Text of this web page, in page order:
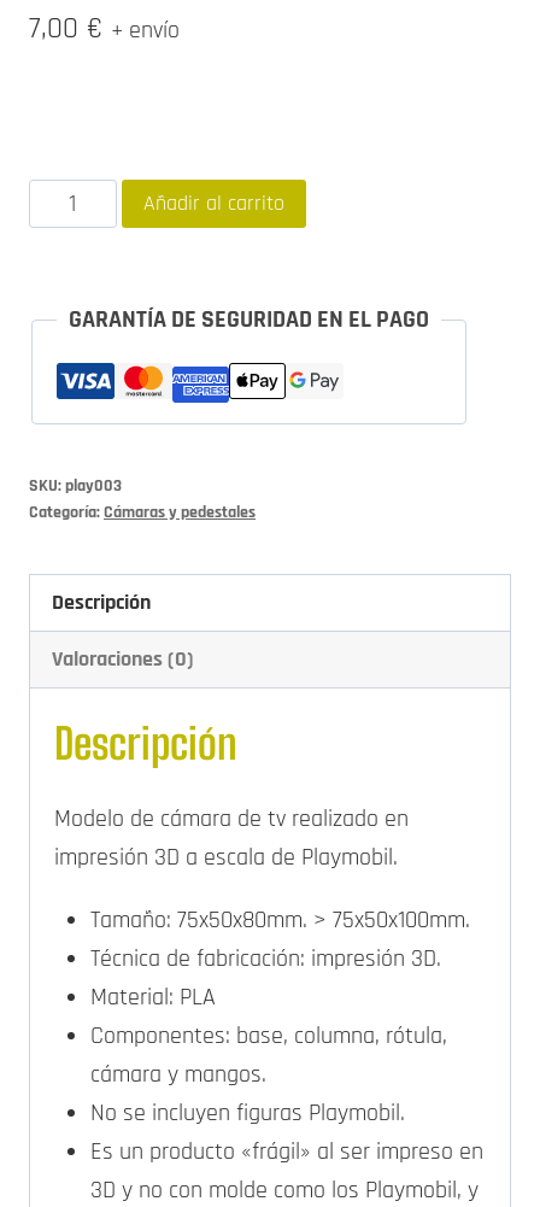
7,00 € + envío
Playmobil
CUSTOM
televisión
pedestal
B"
Añadir al carrito
GARANTÍA DE SEGURIDAD EN EL PAGO
SKU:play003
Categoría:Cámaras y pedestales
Descripción
Valoraciones (0)
Descripción
Modelo de cámara de tv realizado en
impresión 3D a escala de Playmobil.
Tamaño: 75x50x80mm. > 75x50x100mm.
Técnica de fabricación: impresión 3D.
Material: PLA
Componentes: base, columna, rótula,
cámara y mangos.
No se incluyen figuras Playmobil.
Es un producto «frágil» al ser impreso en
3D y no con molde como los Playmobil, y